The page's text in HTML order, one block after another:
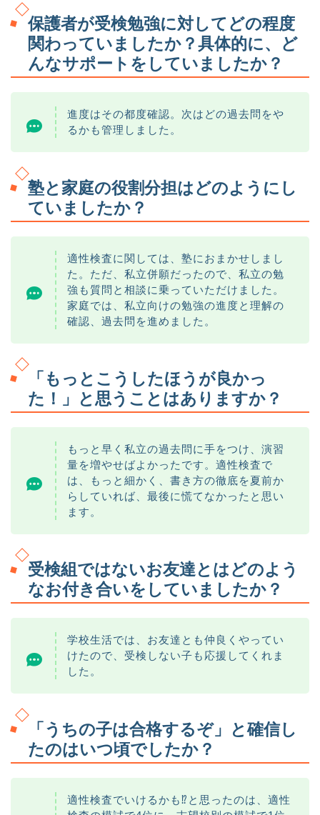
保護者が受検勉強に対してどの程度
関わっていましたか？具体的に、ど
んなサポートをしていましたか？
進度はその都度確認。次はどの過去問をや
るかも管理しました。
塾と家庭の役割分担はどのようにし
ていましたか？
適性検査に関しては、塾におまかせしまし
た。ただ、私立併願だったので、私立の勉
強も質問と相談に乗っていただけました。
家庭では、私立向けの勉強の進度と理解の
確認、過去問を進めました。
「もっとこうしたほうが良かっ
た！」と思うことはありますか？
もっと早く私立の過去問に手をつけ、演習
量を増やせばよかったです。適性検査で
は、もっと細かく、書き方の徹底を夏前か
らしていれば、最後に慌てなかったと思い
ます。
受検組ではないお友達とはどのよう
なお付き合いをしていましたか？
学校生活では、お友達とも仲良くやってい
けたので、受検しない子も応援してくれま
した。
「うちの子は合格するぞ」と確信し
たのはいつ頃でしたか？
適性検査でいけるかも⁉︎と思ったのは、適性